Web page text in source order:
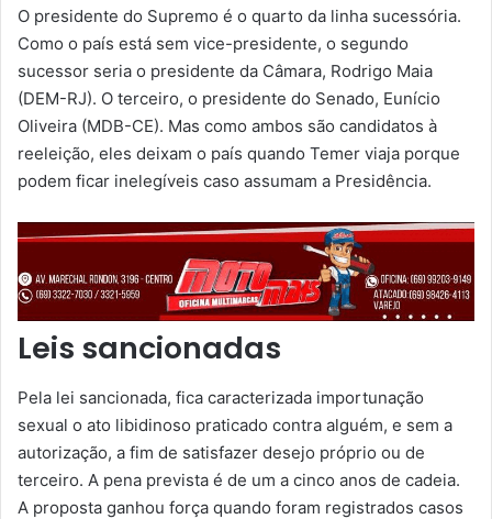
O presidente do Supremo é o quarto da linha sucessória.
Como o país está sem vice-presidente, o segundo
sucessor seria o presidente da Câmara, Rodrigo Maia
(DEM-RJ). O terceiro, o presidente do Senado, Eunício
Oliveira (MDB-CE). Mas como ambos são candidatos à
reeleição, eles deixam o país quando Temer viaja porque
podem ficar inelegíveis caso assumam a Presidência.
Leis sancionadas
Pela lei sancionada, fica caracterizada importunação
sexual o ato libidinoso praticado contra alguém, e sem a
autorização, a fim de satisfazer desejo próprio ou de
terceiro. A pena prevista é de um a cinco anos de cadeia.
A proposta ganhou força quando foram registrados casos